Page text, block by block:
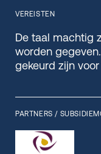
VEREISTEN
De taal machtig
worden
gekeurd zijn
PARTNERS /